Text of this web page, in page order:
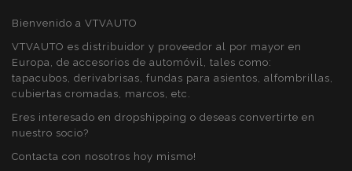
Bienvenido a VTVAUTO
VTVAUTO es distribuidor y proveedor al por mayor en
Europa, de accesorios de automóvil, tales como:
tapacubos, derivabrisas, fundas para asientos, alfombrillas,
cubiertas cromadas, marcos, etc.
Eres interesado en dropshipping o deseas convertirte en
nuestro socio?
Contacta con nosotros hoy mismo!
Cookies estrictamente necesarias
Cookies de preferencias